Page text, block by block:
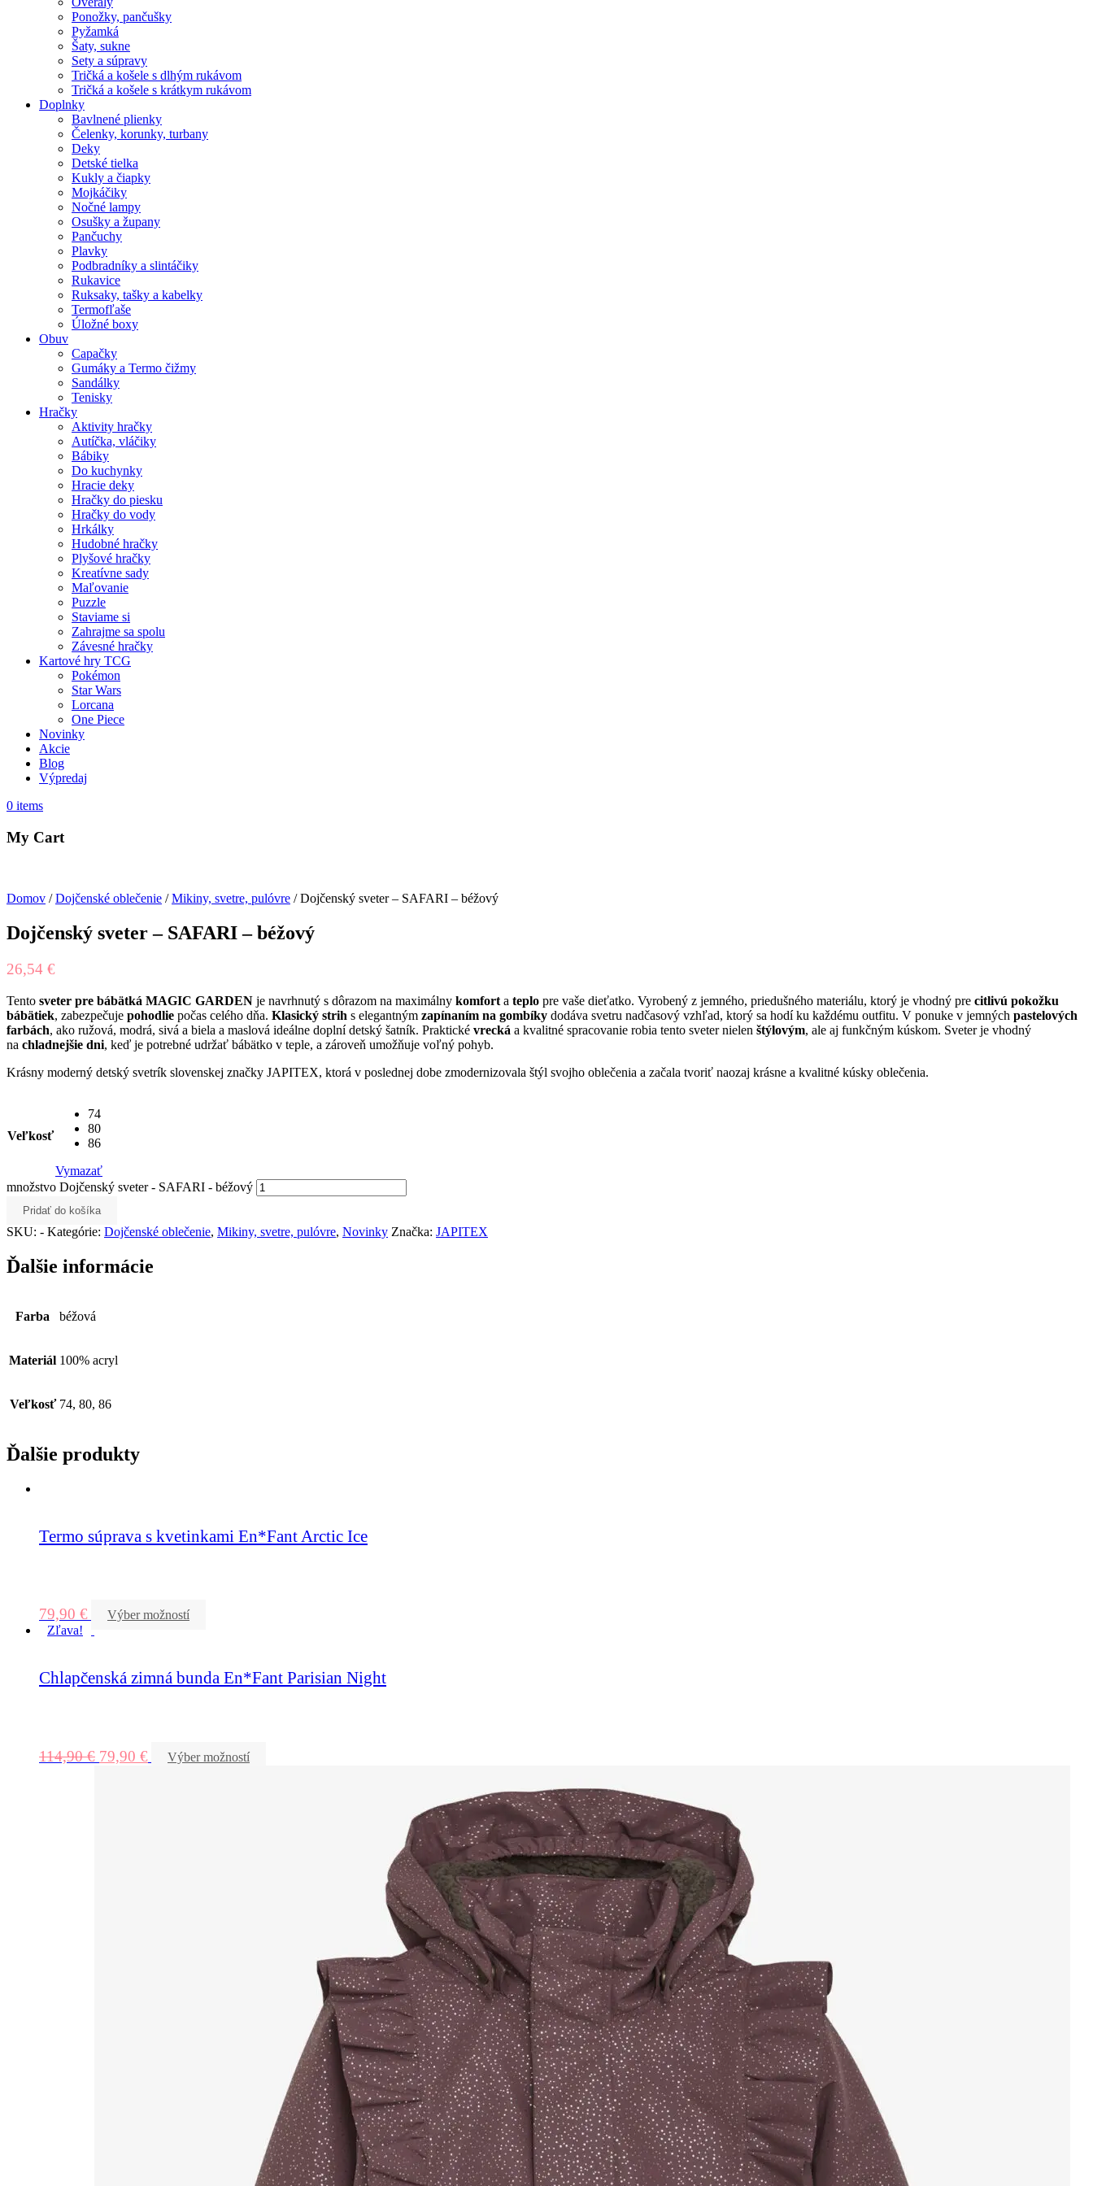
Ponožky, pančušky
Pyžamká
Šaty, sukne
Sety a súpravy
Tričká a košele s dlhým rukávom
Tričká a košele s krátkym rukávom
Doplnky
Bavlnené plienky
Čelenky, korunky, turbany
Deky
Detské tielka
Kukly a čiapky
Mojkáčiky
Nočné lampy
Osušky a župany
Pančuchy
Plavky
Podbradníky a slintáčiky
Rukavice
Ruksaky, tašky a kabelky
Termofľaše
Úložné boxy
Obuv
Capačky
Gumáky a Termo čižmy
Sandálky
Tenisky
Hračky
Aktivity hračky
Autíčka, vláčiky
Bábiky
Do kuchynky
Hracie deky
Hračky do piesku
Hračky do vody
Hrkálky
Hudobné hračky
Plyšové hračky
Kreatívne sady
Maľovanie
Puzzle
Staviame si
Zahrajme sa spolu
Závesné hračky
Kartové hry TCG
Pokémon
Star Wars
Lorcana
One Piece
Novinky
Akcie
Blog
Výpredaj
0 items
My Cart
Domov /Dojčenské oblečenie /Mikiny, svetre, pulóvre / Dojčenský sveter – SAFARI – béžový
Dojčenský sveter – SAFARI – béžový
26,54 €
Tento sveter pre bábätká MAGIC GARDEN je navrhnutý s dôrazom na maximálny komfort a teplo pre vaše dieťatko. Vyrobený z jemného, priedušného materiálu, ktorý je vhodný pre citlivú pokožku
bábätiek, zabezpečuje pohodlie počas celého dňa. Klasický strih s elegantným zapínaním na gombíky dodáva svetru nadčasový vzhľad, ktorý sa hodí ku každému outfitu. V ponuke v jemných pastelových
farbách, ako ružová, modrá, sivá a biela a maslová ideálne doplní detský šatník. Praktické vrecká a kvalitné spracovanie robia tento sveter nielen štýlovým, ale aj funkčným kúskom. Sveter je vhodný
na chladnejšie dni, keď je potrebné udržať bábätko v teple, a zároveň umožňuje voľný pohyb.
Krásny moderný detský svetrík slovenskej značky JAPITEX, ktorá v poslednej dobe zmodernizovala štýl svojho oblečenia a začala tvoriť naozaj krásne a kvalitné kúsky oblečenia.
Veľkosť
74
80
86
Vymazať
množstvo Dojčenský sveter - SAFARI - béžový
Pridať do košíka
SKU: - Kategórie: Dojčenské oblečenie, Mikiny, svetre, pulóvre, Novinky Značka: JAPITEX
Ďalšie informácie
Farba béžová
Materiál 100% acryl
Veľkosť 74, 80, 86
Ďalšie produkty
Termo súprava s kvetinkami En*Fant Arctic Ice
79,90 €
Výber možností
Zľava!
Chlapčenská zimná bunda En*Fant Parisian Night
114,90€ 79,90 € Výber možností